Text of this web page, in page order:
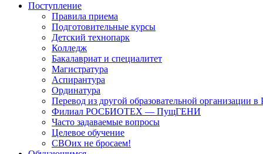
Поступление
Правила приема
Подготовительные курсы
Детский технопарк
Колледж
Бакалавриат и специалитет
Магистратура
Аспирантура
Ординатура
Перевод из другой образовательной
Филиал РОСБИОТЕХ — ПущГЕНИ
Часто задаваемые вопросы
Целевое обучение
СВОих не бросаем!